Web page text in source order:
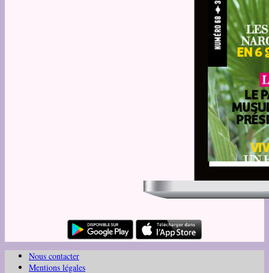
Nous contacter
Mentions légales